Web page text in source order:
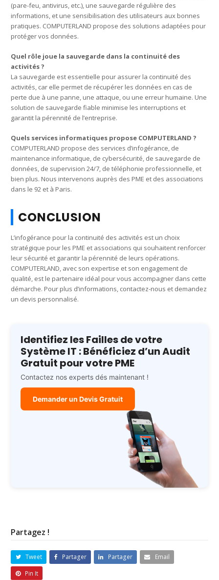
(pare-feu, antivirus, etc.), une sauvegarde régulière des
informations, et une sensibilisation des utilisateurs aux bonnes
pratiques. COMPUTERLAND propose des solutions adaptées pour
protéger vos données.
Quel rôle joue la sauvegarde dans la continuité des
activités ?
La sauvegarde est essentielle pour assurer la continuité des
activités, car elle permet de récupérer les données en cas de
perte due à une panne, une attaque, ou une erreur humaine. Une
solution de sauvegarde fiable minimise les interruptions et
garantit la pérennité de l’entreprise.
Quels services informatiques propose COMPUTERLAND ?
COMPUTERLAND propose des services d’infogérance, de
maintenance informatique, de cybersécurité, de sauvegarde de
données, de supervision 24/7, de téléphonie professionnelle, et
bien plus. Nous intervenons auprès des PME et des associations
dans le 92 et à Paris.
CONCLUSION
L’infogérance pour la continuité des activités est un choix
stratégique pour les PME et associations qui souhaitent renforcer
leur sécurité et garantir la pérennité de leurs opérations.
COMPUTERLAND, avec son expertise et son engagement de
qualité, est le partenaire idéal pour vous accompagner dans cette
démarche. Pour plus d’informations, contactez-nous et demandez
un devis personnalisé.
Identifiez les Failles de votre
Système IT : Bénéficiez d’un Audit
Gratuit pour votre PME
Contactez nos experts dés maintenant !
Demander un Devis Gratuit
Partagez !
Tweet Partager Partager
Email
Pin It